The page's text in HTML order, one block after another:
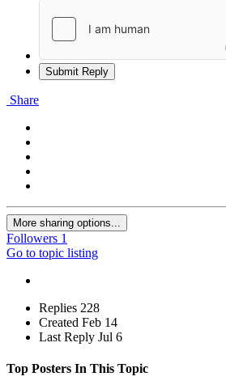
Submit Reply
Share
More sharing options...
Followers 1
Go to topic listing
Replies 228
Created Feb 14
Last Reply Jul 6
Top Posters In This Topic